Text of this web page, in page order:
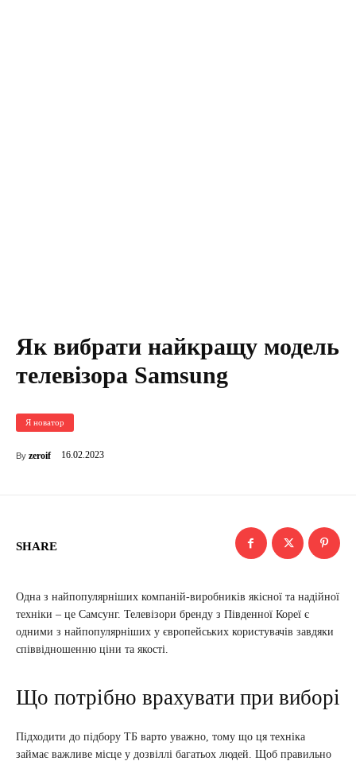
Як вибрати найкращу модель
телевізора Samsung
Я новатор
By zeroif 16.02.2023
SHARE
Одна з найпопулярніших компаній-виробників якісної та надійної
техніки – це Самсунг. Телевізори бренду з Південної Кореї є
одними з найпопулярніших у європейських користувачів завдяки
співвідношенню ціни та якості.
Що потрібно врахувати при виборі
Підходити до підбору ТБ варто уважно, тому що ця техніка
займає важливе місце у дозвіллі багатьох людей. Щоб правильно